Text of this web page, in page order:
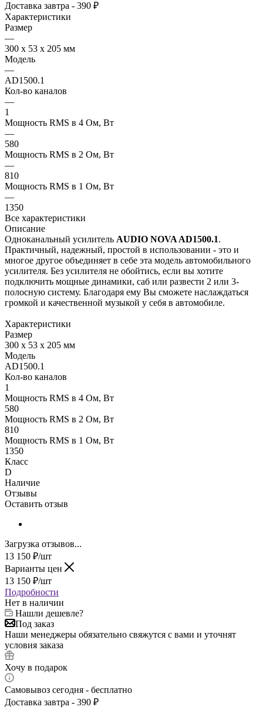
Доставка завтра - 390 ₽
Характеристики
Размер
—
300 х 53 х 205 мм
Модель
—
AD1500.1
Кол-во каналов
—
1
Мощность RMS в 4 Ом, Вт
—
580
Мощность RMS в 2 Ом, Вт
—
810
Мощность RMS в 1 Ом, Вт
—
1350
Все характеристики
Описание
Одноканальный усилитель AUDIO NOVA AD1500.1.
Практичный, надежный, простой в использовании - это и
многое другое объединяет в себе эта модель автомобильного
усилителя. Без усилителя не обойтись, если вы хотите
подключить мощные динамики, саб или развести 2 или 3-
полосную систему. Благодаря ему Вы сможете наслаждаться
громкой и качественной музыкой у себя в автомобиле.
Характеристики
Размер
300 х 53 х 205 мм
Модель
AD1500.1
Кол-во каналов
1
Мощность RMS в 4 Ом, Вт
580
Мощность RMS в 2 Ом, Вт
810
Мощность RMS в 1 Ом, Вт
1350
Класс
D
Наличие
Отзывы
Оставить отзыв
Загрузка отзывов...
13 150 ₽/шт
Варианты цен
13 150 ₽/шт
Подробности
Нет в наличии
Нашли дешевле?
Под заказ
Наши менеджеры обязательно свяжутся с вами и уточнят
условия заказа
Хочу в подарок
Самовывоз сегодня - бесплатно
Доставка завтра - 390 ₽